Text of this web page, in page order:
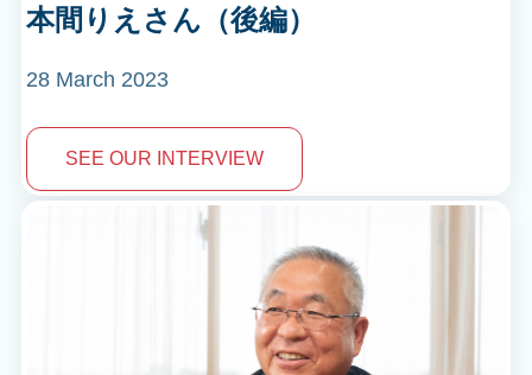
本間りえさん（後編）
28 March 2023
SEE OUR INTERVIEW